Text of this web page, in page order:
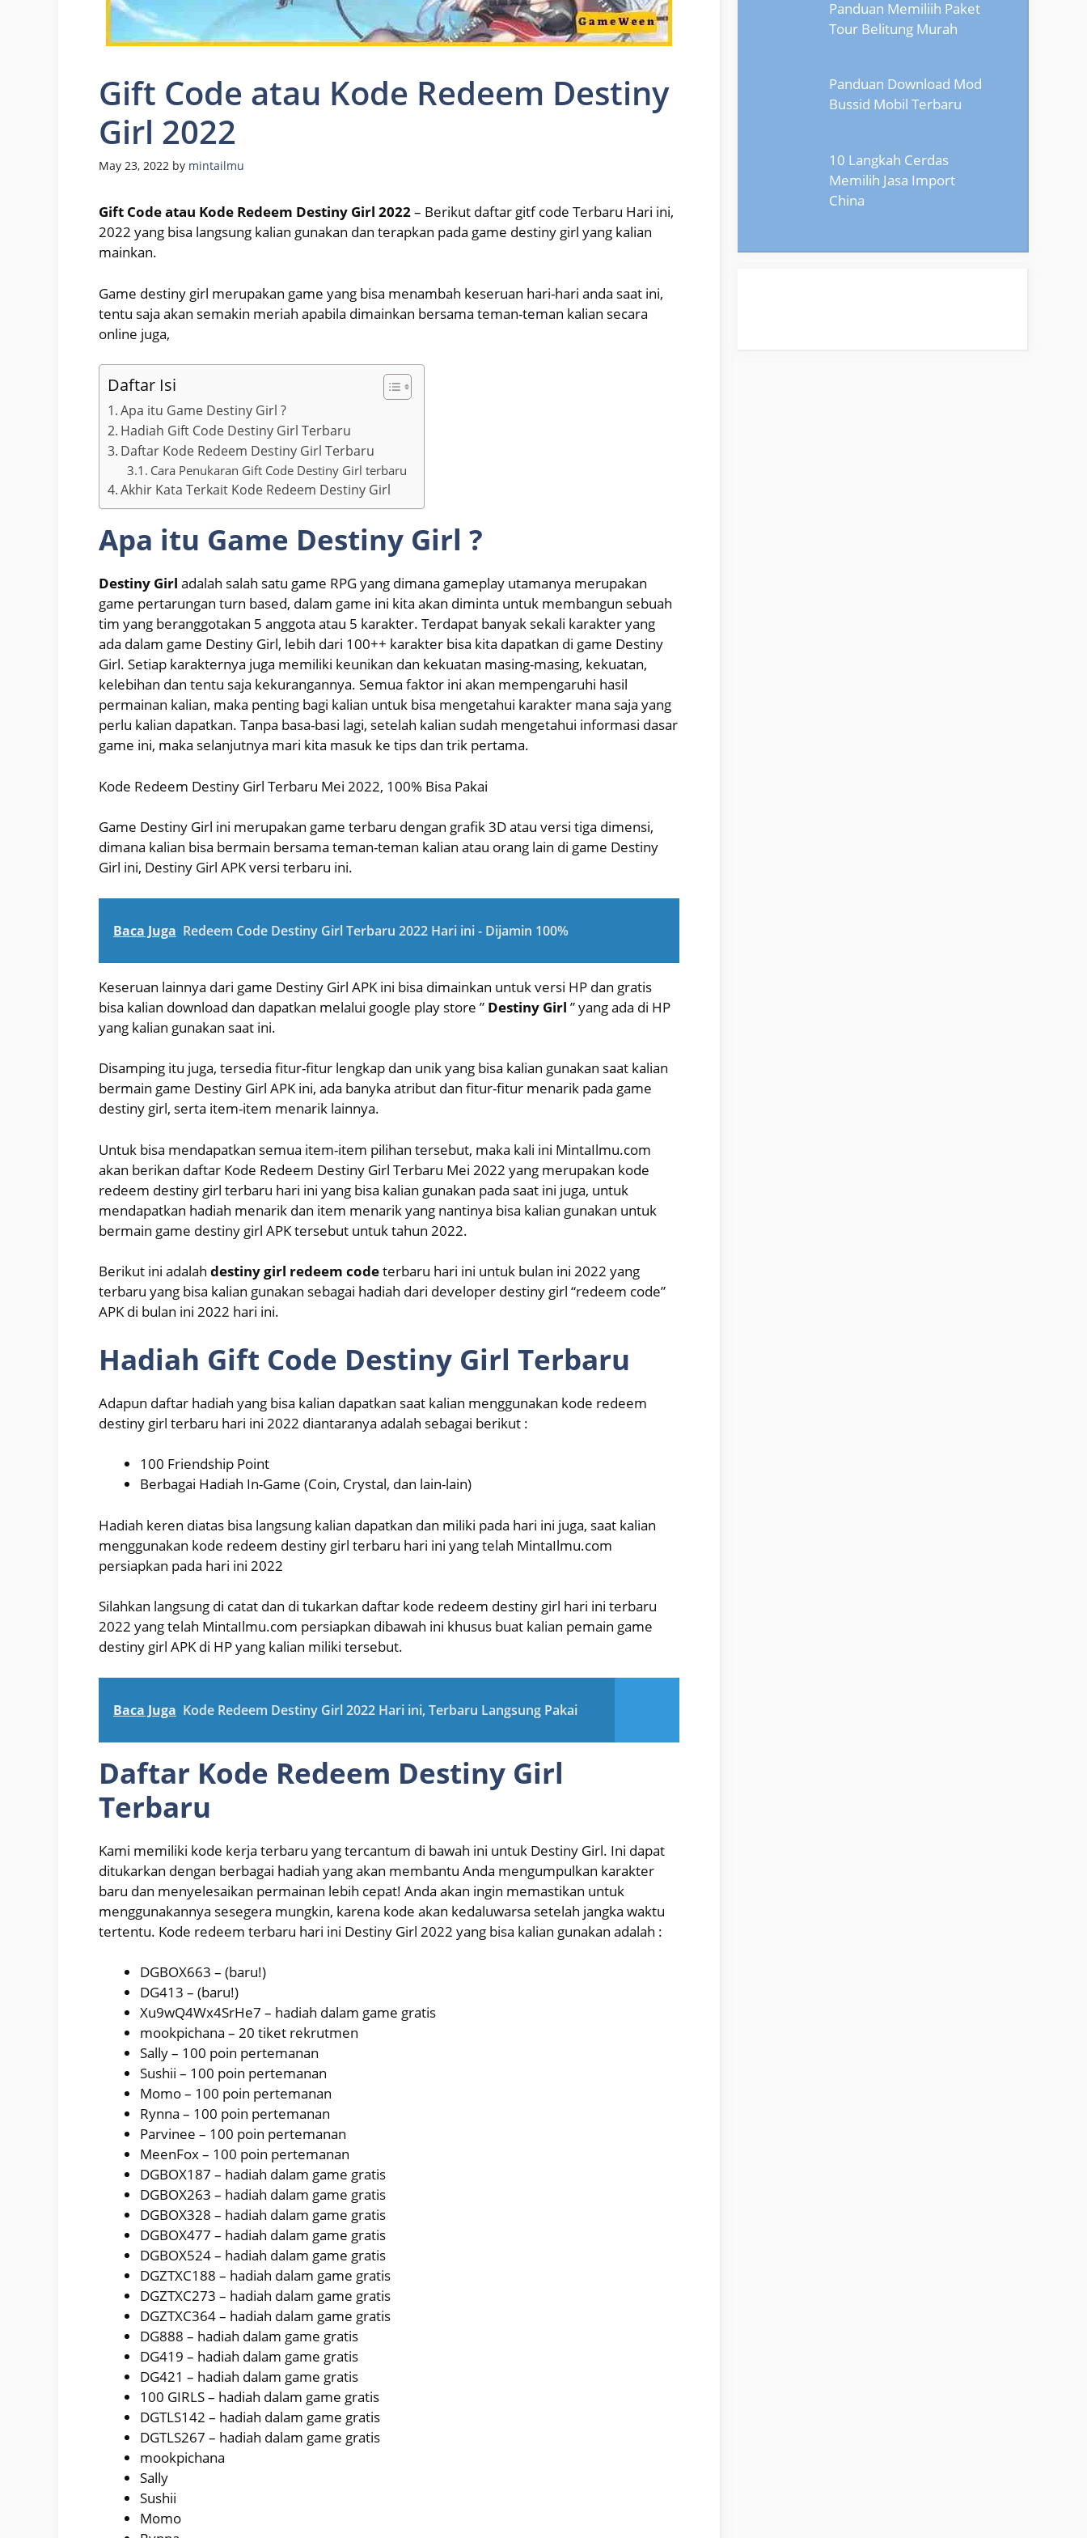
Gift Code atau Kode Redeem Destiny
Girl 2022
May 23, 2022 by mintailmu
Gift Code atau Kode Redeem Destiny Girl 2022– Berikut daftar gitf code Terbaru Hari ini,
2022 yang bisa langsung kalian gunakan dan terapkan pada game destiny girl yang kalian
mainkan.
Game destiny girl merupakan game yang bisa menambah keseruan hari-hari anda saat ini,
tentu saja akan semakin meriah apabila dimainkan bersama teman-teman kalian secara
online juga,
Daftar Isi
Apa itu Game Destiny Girl ?
Hadiah Gift Code Destiny Girl Terbaru
Daftar Kode Redeem Destiny Girl Terbaru
Cara Penukaran Gift Code Destiny Girl terbaru
Akhir Kata Terkait Kode Redeem Destiny Girl
Apa itu Game Destiny Girl ?
Destiny Girl adalah salah satu game RPG yang dimana gameplay utamanya merupakan
game pertarungan turn based, dalam game ini kita akan diminta untuk membangun sebuah
tim yang beranggotakan 5 anggota atau 5 karakter. Terdapat banyak sekali karakter yang
ada dalam game Destiny Girl, lebih dari 100++ karakter bisa kita dapatkan di game Destiny
Girl. Setiap karakternya juga memiliki keunikan dan kekuatan masing-masing, kekuatan,
kelebihan dan tentu saja kekurangannya. Semua faktor ini akan mempengaruhi hasil
permainan kalian, maka penting bagi kalian untuk bisa mengetahui karakter mana saja yang
perlu kalian dapatkan. Tanpa basa-basi lagi, setelah kalian sudah mengetahui informasi dasar
game ini, maka selanjutnya mari kita masuk ke tips dan trik pertama.
Kode Redeem Destiny Girl Terbaru Mei 2022, 100% Bisa Pakai
Game Destiny Girl ini merupakan game terbaru dengan grafik 3D atau versi tiga dimensi,
dimana kalian bisa bermain bersama teman-teman kalian atau orang lain di game Destiny
Girl ini, Destiny Girl APK versi terbaru ini.
Baca Juga Redeem Code Destiny Girl Terbaru 2022 Hari ini - Dijamin 100%
Keseruan lainnya dari game Destiny Girl APK ini bisa dimainkan untuk versi HP dan gratis
bisa kalian download dan dapatkan melalui google play store ” Destiny Girl ” yang ada di HP
yang kalian gunakan saat ini.
Disamping itu juga, tersedia fitur-fitur lengkap dan unik yang bisa kalian gunakan saat kalian
bermain game Destiny Girl APK ini, ada banyka atribut dan fitur-fitur menarik pada game
destiny girl, serta item-item menarik lainnya.
Untuk bisa mendapatkan semua item-item pilihan tersebut, maka kali ini MintaIlmu.com
akan berikan daftar Kode Redeem Destiny Girl Terbaru Mei 2022 yang merupakan kode
redeem destiny girl terbaru hari ini yang bisa kalian gunakan pada saat ini juga, untuk
mendapatkan hadiah menarik dan item menarik yang nantinya bisa kalian gunakan untuk
bermain game destiny girl APK tersebut untuk tahun 2022.
Berikut ini adalah destiny girl redeem codeterbaru hari ini untuk bulan ini 2022 yang
terbaru yang bisa kalian gunakan sebagai hadiah dari developer destiny girl “redeem code”
APK di bulan ini 2022 hari ini.
Hadiah Gift Code Destiny Girl Terbaru
Adapun daftar hadiah yang bisa kalian dapatkan saat kalian menggunakan kode redeem
destiny girl terbaru hari ini 2022 diantaranya adalah sebagai berikut :
100 Friendship Point
Berbagai Hadiah In-Game (Coin, Crystal, dan lain-lain)
Hadiah keren diatas bisa langsung kalian dapatkan dan miliki pada hari ini juga, saat kalian
menggunakan kode redeem destiny girl terbaru hari ini yang telah MintaIlmu.com
persiapkan pada hari ini 2022
Silahkan langsung di catat dan di tukarkan daftar kode redeem destiny girl hari ini terbaru
2022 yang telah MintaIlmu.com persiapkan dibawah ini khusus buat kalian pemain game
destiny girl APK di HP yang kalian miliki tersebut.
Baca Juga Kode Redeem Destiny Girl 2022 Hari ini, Terbaru Langsung Pakai
Daftar Kode Redeem Destiny Girl
Terbaru
Kami memiliki kode kerja terbaru yang tercantum di bawah ini untuk Destiny Girl. Ini dapat
ditukarkan dengan berbagai hadiah yang akan membantu Anda mengumpulkan karakter
baru dan menyelesaikan permainan lebih cepat! Anda akan ingin memastikan untuk
menggunakannya sesegera mungkin, karena kode akan kedaluwarsa setelah jangka waktu
tertentu. Kode redeem terbaru hari ini Destiny Girl 2022 yang bisa kalian gunakan adalah :
DGBOX663 – (baru!)
DG413 – (baru!)
Xu9wQ4Wx4SrHe7 – hadiah dalam game gratis
mookpichana – 20 tiket rekrutmen
Sally – 100 poin pertemanan
Sushii – 100 poin pertemanan
Momo – 100 poin pertemanan
Rynna – 100 poin pertemanan
Parvinee – 100 poin pertemanan
MeenFox – 100 poin pertemanan
DGBOX187 – hadiah dalam game gratis
DGBOX263 – hadiah dalam game gratis
DGBOX328 – hadiah dalam game gratis
DGBOX477 – hadiah dalam game gratis
DGBOX524 – hadiah dalam game gratis
DGZTXC188 – hadiah dalam game gratis
DGZTXC273 – hadiah dalam game gratis
DGZTXC364 – hadiah dalam game gratis
DG888 – hadiah dalam game gratis
DG419 – hadiah dalam game gratis
DG421 – hadiah dalam game gratis
100 GIRLS – hadiah dalam game gratis
DGTLS142 – hadiah dalam game gratis
DGTLS267 – hadiah dalam game gratis
mookpichana
Sally
Sushii
Momo
Panduan Memiliih Paket
Tour Belitung Murah
Panduan Download Mod
Bussid Mobil Terbaru
10 Langkah Cerdas
Memilih Jasa Import
China